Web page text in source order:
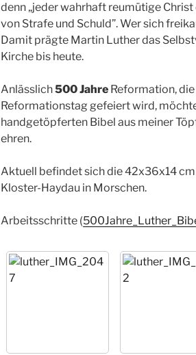
denn „jeder wahrhaft reumütige
von Strafe und Schuld”. Wer sich
Damit prägte Martin Luther das
Kirche bis heute.
Anlässlich500 Jahre Reformation,
Reformationstag gefeiert wird,
handgetöpferten Bibel aus meiner
ehren.
Aktuell befindet sich die 42x36x14 cm
Kloster-Haydau in Morschen.
Arbeitsschritte (